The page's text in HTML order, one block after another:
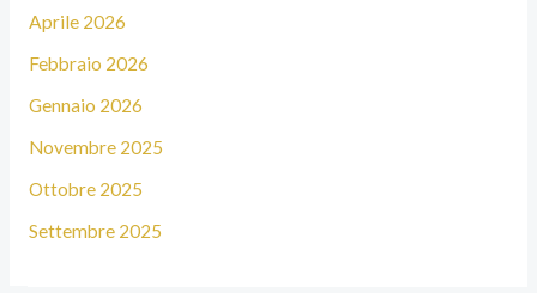
Aprile 2026
Febbraio 2026
Gennaio 2026
Novembre 2025
Ottobre 2025
Settembre 2025